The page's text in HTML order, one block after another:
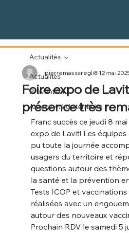
Actualités
Prévention
Attractivité du territoire
Actualités
Foire expo de
présence très
jpierremassaregli812 mai
Franc succès ce jeudi 8
expo de Lavit! Les équipes
pu toute la journée
usagers du territoire et
questions autour des
la santé et la prévention
Tests ICOP et
réalisées avec un
autour des nouveaux
Prochain RDV le samedi 5